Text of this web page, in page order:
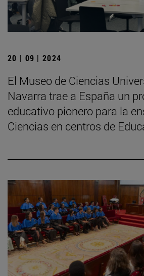
20 | 09 | 2024
El Museo de Ciencias
Navarra trae a España un
educativo pionero para la
Ciencias en centros de